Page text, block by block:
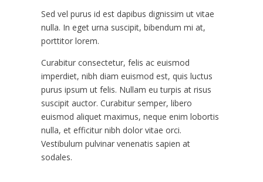
Sed vel purus id est dapibus dignissim ut vitae
nulla. In eget urna suscipit, bibendum mi at,
porttitor lorem.
Curabitur consectetur, felis ac euismod
imperdiet, nibh diam euismod est, quis luctus
purus ipsum ut felis. Nullam eu turpis at risus
suscipit auctor. Curabitur semper, libero
euismod aliquet maximus, neque enim lobortis
nulla, et efficitur nibh dolor vitae orci.
Vestibulum pulvinar venenatis sapien at
sodales.